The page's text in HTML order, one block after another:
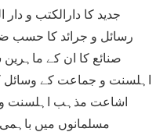
جدید کا دارالکتب و دار
رسائل و جرائد کا حسب
صنائع کا ان کے ماہرین
اہلسنت و جماعت کے وسائل
اشاعت مذہب اہلسنت و
مسلمانوں میں باہمی